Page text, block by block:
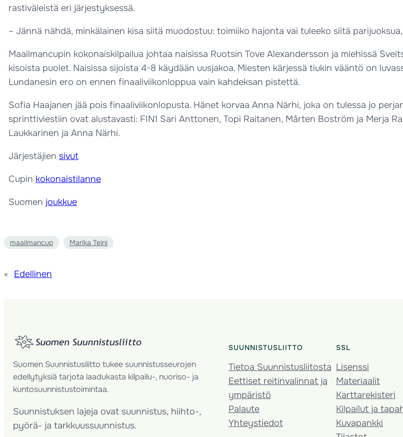
rastiväleistä eri järjestyksessä.
– Jännä nähdä, minkälainen kisa siitä muodostuu: toimiiko hajonta vai tuleeko siitä
Maailmancupin kokonaiskilpailua johtaa naisissa Ruotsin Tove Alexandersson ja miehissä
kisoista puolet. Naisissa sijoista 4-8 käydään uusjakoa. Miesten kärjessä tiukin vääntö on
Lundanesin ero on ennen finaaliviikonloppua vain kahdeksan pistettä.
Sofia Haajanen jää pois finaaliviikonlopusta. Hänet korvaa Anna Närhi, joka on tulessa jo
sprinttiviestiin ovat alustavasti: FIN1 Sari Anttonen, Topi Raitanen, Mårten Boström ja Merja
Laukkarinen ja Anna Närhi.
Järjestäjien sivut
Cupin kokonaistilanne
Suomen joukkue
maailmancup Marika Teini
« Edellinen
Suomen Suunnistusliitto tukee suunnistusseurojen
edellytyksiä tarjota laadukasta kilpailu-, nuoriso- ja
kuntosuunnistustoimintaa.
Suunnistuksen lajeja ovat suunnistus, hiihto-,
pyörä- ja tarkkuussuunnistus.
SUUNNISTUSLIITTO
Tietoa Suunnistusliitosta
Eettiset reitinvalinnat ja
ympäristö
Palaute
Yhteystiedot
SSL
Lisenssi
Materiaalit
Karttarekisteri
Kilpailut ja
Kuvapankki